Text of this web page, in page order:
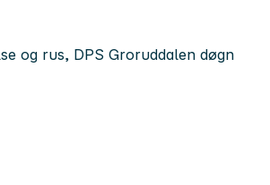
og rus, DPS Groruddalen døgn